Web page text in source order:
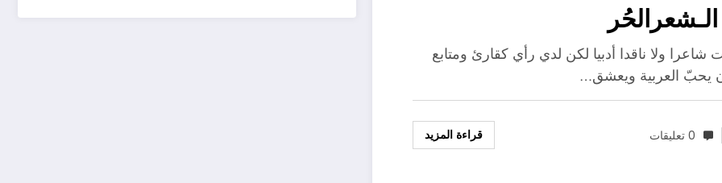
شاعرا ولا ناقدا أدبيا لكن لدي رأي كقارئ ومتابع
يحبّ العربية ويعشق…
0 تعليقات قراءة المزيد